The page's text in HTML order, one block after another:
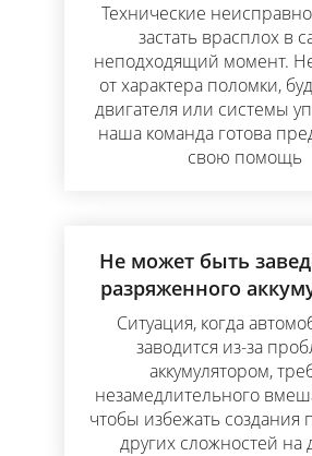
Технические
застать врасплох в
неподходящий момент.
от характера поломки,
двигателя или системы
наша команда готова
свою помощь
Не может быть
разряженного
Ситуация, когда
заводится из-за
аккумулятором,
незамедлительного
чтобы избежать создания
других сложностей на